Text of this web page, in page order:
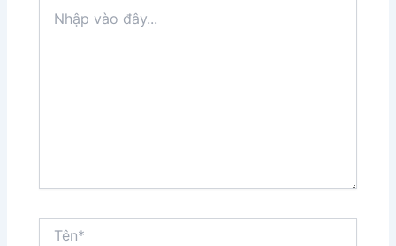
vào